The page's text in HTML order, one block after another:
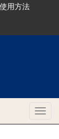
用方法